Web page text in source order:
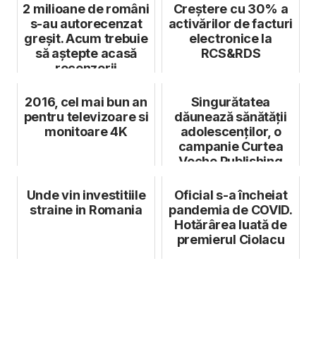
2 milioane de români
s-au autorecenzat
greșit. Acum trebuie
să aștepte acasă
recenzorii
Creștere cu 30% a
activărilor de facturi
electronice la
RCS&RDS
2016, cel mai bun an
pentru televizoare si
monitoare 4K
Singurătatea
dăunează sănătății
adolescenților, o
campanie Curtea
Veche Publishing
Unde vin investitiile
straine in Romania
Oficial s-a încheiat
pandemia de COVID.
Hotărârea luată de
premierul Ciolacu